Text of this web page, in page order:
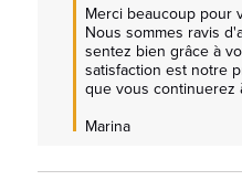
Merci beaucoup pour
Nous sommes ravis
sentez bien grâce à
satisfaction est notre
que vous continuerez
Marina